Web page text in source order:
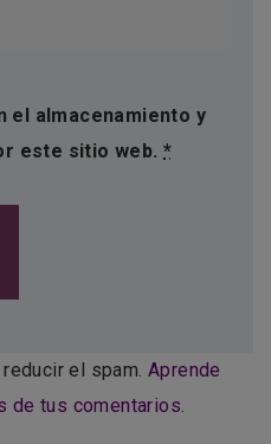
el almacenamiento y
este sitio web. *
el spam. Aprende
de tus comentarios.